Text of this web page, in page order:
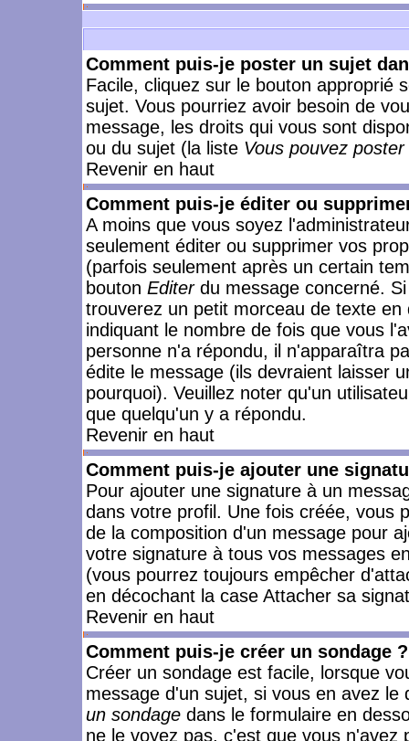
Comment puis-je poster un sujet
Facile, cliquez sur le bouton approprié
sujet. Vous pourriez avoir besoin de
message, les droits qui vous sont
ou du sujet (la liste Vous pouvez
Revenir en haut
Comment puis-je éditer ou
A moins que vous soyez
seulement éditer ou supprimer vos
(parfois seulement après un certain
bouton Editerdu message concerné.
trouverez un petit morceau de texte
indiquant le nombre de fois que vous
personne n'a répondu, il n'apparaîtra
édite le message (ils devraient laisser
pourquoi). Veuillez noter qu'un
que quelqu'un y a répondu.
Revenir en haut
Comment puis-je ajouter une
Pour ajouter une signature à un
dans votre profil. Une fois créée, vous
de la composition d'un message pour
votre signature à tous vos messages
(vous pourrez toujours empêcher
en décochant la case Attacher sa
Revenir en haut
Comment puis-je créer un sondage ?
Créer un sondage est facile, lorsque
message d'un sujet, si vous en avez
un sondage dans le formulaire en
ne le voyez pas, c'est que vous